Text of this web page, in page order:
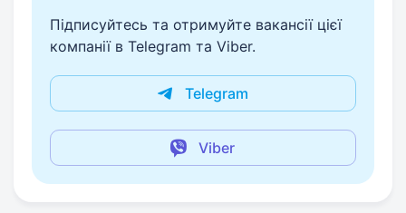
Підписуйтесь та отримуйте вакансії цієї
компанії в Telegram та Viber.
Telegram
Viber